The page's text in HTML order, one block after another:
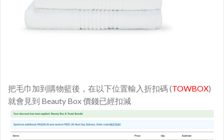
把毛巾加到購物籃後，在以下位置輸入折扣碼 (TOWBOX)
就會見到 Beauty Box 價錢已經扣減